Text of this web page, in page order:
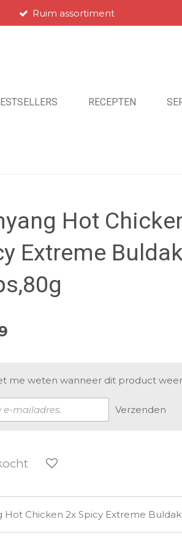
Ruim assortiment
RECEPTEN
Hot
Extreme
me weten wanneer dit product weer
Verzenden
Hot Chicken 2x Spicy Extreme